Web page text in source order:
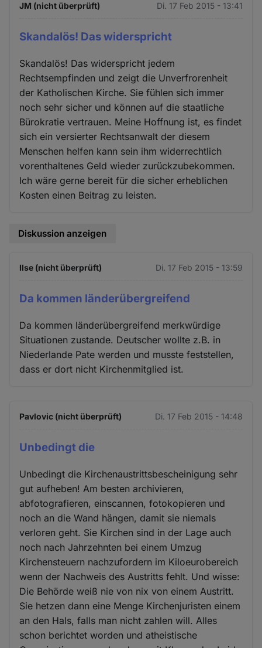
JM (nicht überprüft) Di. 17 Feb 2015 - 13:41
Skandalös! Das widerspricht
Skandalös! Das widerspricht jedem
Rechtsempfinden und zeigt die Unverfrorenheit
der Katholischen Kirche. Sie fühlen sich immer
noch sehr sicher und können auf die staatliche
Bürokratie vertrauen. Meine Hoffnung ist, es findet
sich ein versierter Rechtsanwalt der diesem
Menschen helfen kann sein ihm widerrechtlich
vorenthaltenes Geld wieder zurückzubekommen.
Ich wäre gerne bereit für die sicher erheblichen
Kosten einen Beitrag zu leisten.
Diskussion anzeigen
Ilse (nicht überprüft) Di. 17 Feb 2015 - 13:59
Da kommen länderübergreifend
Da kommen länderübergreifend merkwürdige
Situationen zustande. Deutscher wollte z.B. in
Niederlande Pate werden und musste feststellen,
dass er dort nicht Kirchenmitglied ist.
Pavlovic (nicht überprüft) Di. 17 Feb 2015 - 14:48
Unbedingt die
Unbedingt die Kirchenaustrittsbescheinigung sehr
gut aufheben! Am besten archivieren,
abfotografieren, einscannen, fotokopieren und
noch an die Wand hängen, damit sie niemals
verloren geht. Sie Kirchen sind in der Lage auch
noch nach Jahrzehnten bei einem Umzug
Kirchensteuern nachzufordern im Kiloeurobereich
wenn der Nachweis des Austritts fehlt. Und wisse:
Die Behörde weiß nie von nix von einem Austritt.
Sie hetzen dann eine Menge Kirchenjuristen einem
an den Hals, falls man nicht zahlen will. Alles
schon berichtet worden und atheistische